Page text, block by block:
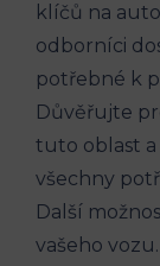
klíčů na
odborníci
potřebné k
Důvěřujte
tuto oblast
všechny
Další
vašeho